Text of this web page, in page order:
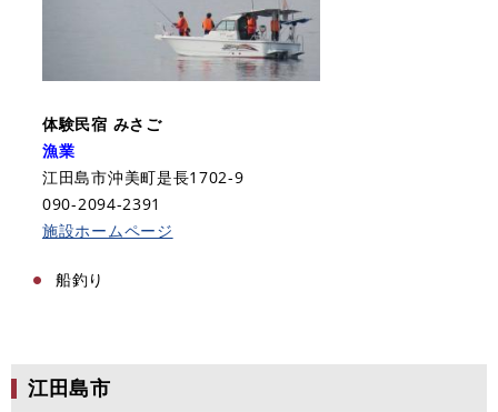
体験民宿 みさご
漁業
江田島市沖美町是長1702-9
090-2094-2391​
施設ホームページ
船釣り​
江田島市